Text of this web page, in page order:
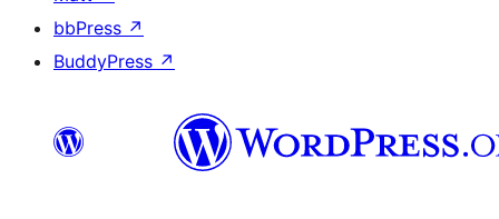
bbPress ↗
BuddyPress ↗